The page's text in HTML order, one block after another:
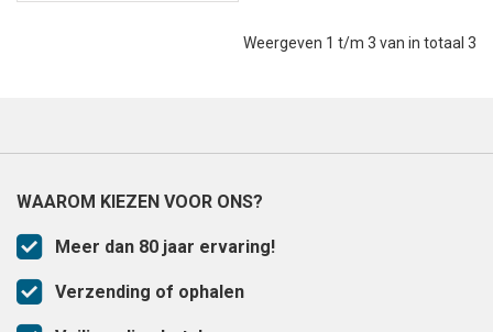
Weergeven 1 t/m 3 van in totaal 3
WAAROM KIEZEN VOOR ONS?
Meer dan 80 jaar ervaring!
Verzending of ophalen